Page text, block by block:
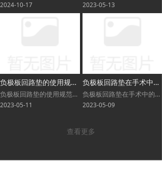
2024-10-17 2023-05-13
负极板回路垫的使用规范及适用范围？
负极板回路垫的使用规范及适用范围？负极板回路垫是一种用于手术室常用的医疗耗材产品。负极板回路垫在手术中为高频电刀提供安全可靠的负极回路，是高频电刀的必备组件之一。电刀作用于人体的高频、高压电流以最安全的形式回收到电刀中，以完整的回路避免电灼伤的产生。
2023-05-11
负极板回路垫在手术中的作用？
负极板回路垫在手术中的作用？在电外科手术中负极板回路垫可以为高频电刀提供安全的回路，能降低电流密度，增加散热，分散电流，防止热损伤。是使用高频电刀时所需的附件产品之一。负极板回路垫导电表面是由铝箔制成的，电阻低，对皮肤无毒性，无致敏性，无刺激性。
2023-05-09
查看更多